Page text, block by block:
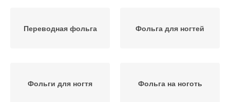
Переводная фольга Фольга для ногтей
Фольги для ногтя Фольга на ноготь